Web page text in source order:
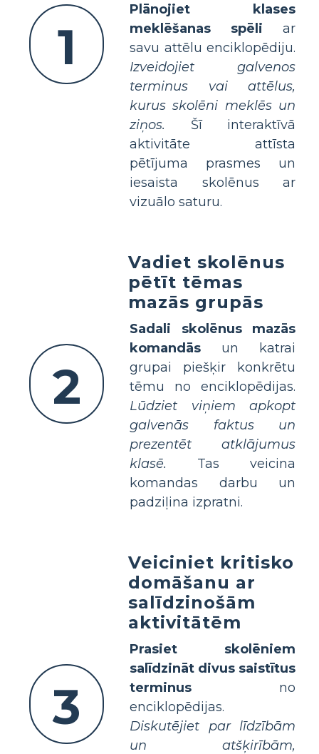
1
Plānojiet klases
meklēšanas spēli ar
savu attēlu enciklopēdiju.
Izveidojiet galvenos
terminus vai attēlus,
kurus skolēni meklēs un
ziņos. Šī interaktīvā
aktivitāte attīsta
pētījuma prasmes un
iesaista skolēnus ar
vizuālo saturu.
2
Vadiet skolēnus
pētīt tēmas
mazās grupās
Sadali skolēnus mazās
komandās un katrai
grupai piešķir konkrētu
tēmu no enciklopēdijas.
Lūdziet viņiem apkopt
galvenās faktus un
prezentēt atklājumus
klasē. Tas veicina
komandas darbu un
padziļina izpratni.
3
Veiciniet kritisko
domāšanu ar
salīdzinošām
aktivitātēm
Prasiet skolēniem
salīdzināt divus saistītus
terminus no
enciklopēdijas.
Diskutējiet par līdzībām
un atšķirībām,